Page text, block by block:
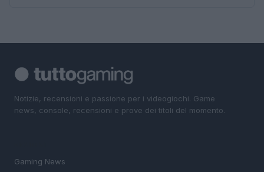
Notizie, recensioni e passione per i videogiochi. Game
news, console, recensioni e prove dei titoli del momento.
Gaming News